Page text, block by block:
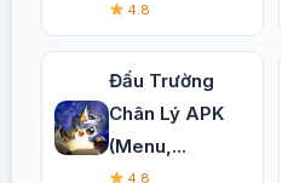
4.8
Đấu Trường
Chân Lý APK
(Menu,...
4.8